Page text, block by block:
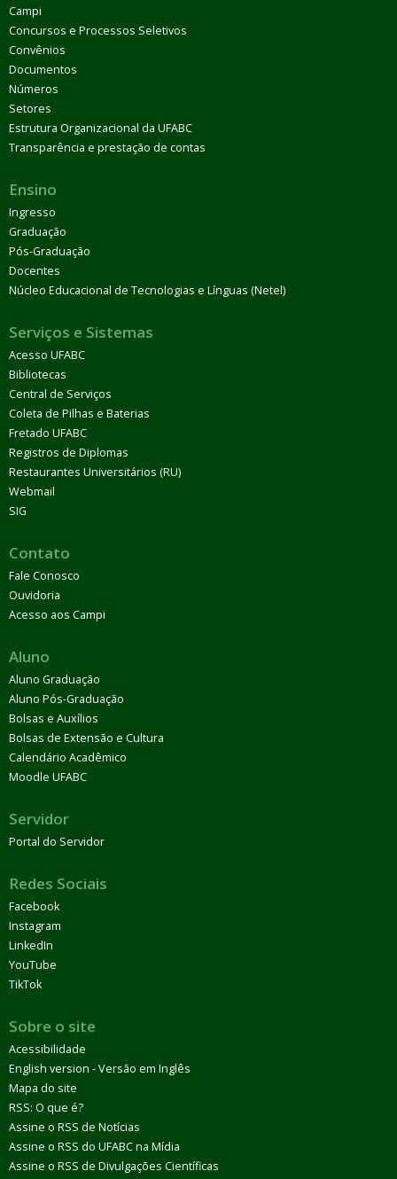
Campi
Concursos e Processos Seletivos
Convênios
Documentos
Números
Setores
Estrutura Organizacional da UFABC
Transparência e prestação de contas
Ensino
Ingresso
Graduação
Pós-Graduação
Docentes
Núcleo Educacional de Tecnologias e Línguas (Netel)
Serviços e Sistemas
Acesso UFABC
Bibliotecas
Central de Serviços
Coleta de Pilhas e Baterias
Fretado UFABC
Registros de Diplomas
Restaurantes Universitários (RU)
Webmail
SIG
Contato
Fale Conosco
Ouvidoria
Acesso aos Campi
Aluno
Aluno Graduação
Aluno Pós-Graduação
Bolsas e Auxílios
Bolsas de Extensão e Cultura
Calendário Acadêmico
Moodle UFABC
Servidor
Portal do Servidor
Redes Sociais
Facebook
Instagram
LinkedIn
YouTube
TikTok
Sobre o site
Acessibilidade
English version - Versão em Inglês
Mapa do site
RSS: O que é?
Assine o RSS de Notícias
Assine o RSS do UFABC na Mídia
Assine o RSS de Divulgações Científicas